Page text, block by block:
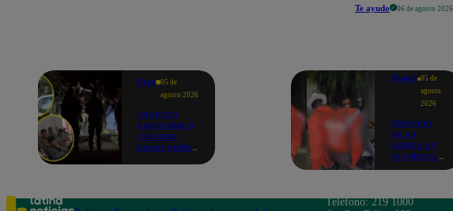
Te ayudo 06 de agosto 2026
Perú
05 de
agosto 2026
Ordenan
excarcelar a
militares
investigados
Colcabamba
Mundo 05 de
agosto
2026
Asesinan
de un
balazo en
la cabeza a
en vivo
Teléfono: 219 1000